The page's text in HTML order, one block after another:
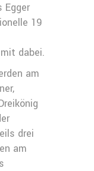
Egger
19
dabei.
am
drei
am